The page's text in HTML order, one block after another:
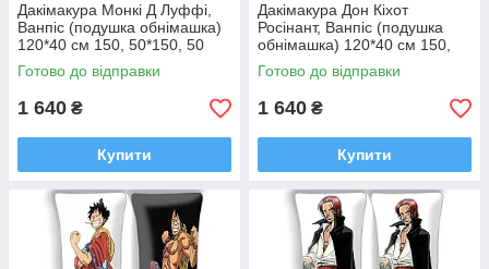
Дакімакура Монкі Д Луффі,
Ванпіс (подушка обнімашка)
120*40 см 150, 50*150, 50
Готово до відправки
1 640 ₴
Купити
Дакімакура Дон Кіхот
Росінант, Ванпіс (подушка
обнімашка) 120*40 см 150,
50*150, 50
Готово до відправки
1 640 ₴
Купити